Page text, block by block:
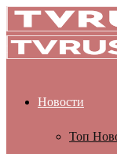
Новости
Топ